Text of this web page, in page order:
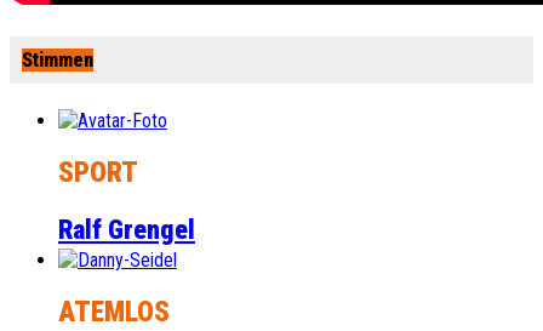
Stimmen
SPORT
Ralf Grengel
ATEMLOS